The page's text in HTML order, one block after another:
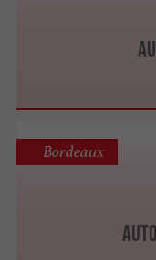
Bordeaux